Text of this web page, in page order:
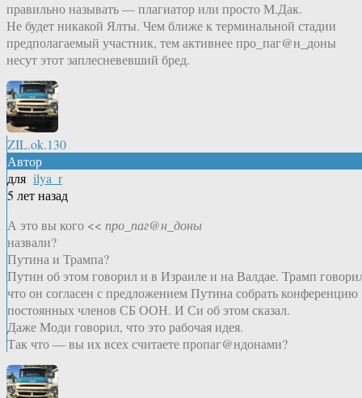
правильно называть — плагиатор или просто М.Дак.
Не будет никакой Ялты. Чем ближе к терминальной стадии
предполагаемый участник, тем активнее про_паг@н_доны
несут этот заплесневевший бред.
ZIL.ok.130
Автор
для ilya_r
5 лет назад
А это вы кого << про_паг@н_доны
назвали?
Путина и Трампа?
Путин об этом говорил и в Израиле и на Валдае. Трамп
что он согласен с предложением Путина собрать конференцию
постоянных членов СБ ООН. И Си об этом сказал.
Даже Моди говорил, что это рабочая идея.
Так что — вы их всех считаете пропаг@ндонами?